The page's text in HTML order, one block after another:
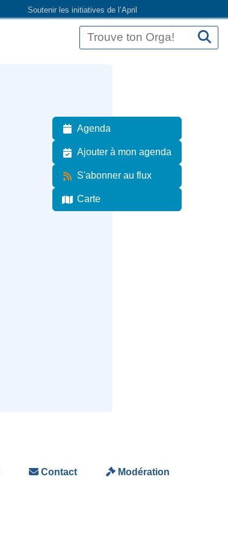
Soutenir les initiatives de l’April
Agenda
Ajouter à mon agenda
S'abonner au flux
Carte
Contact Modération